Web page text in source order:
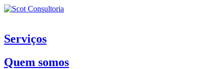
Serviços
Quem somos